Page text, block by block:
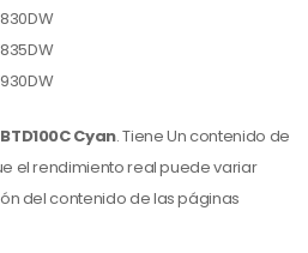
Cyan. Tiene Un contenido de
el rendimiento real puede variar
del contenido de las páginas